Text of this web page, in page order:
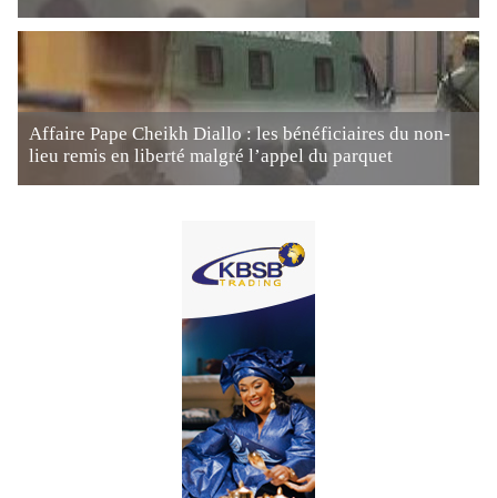
Affaire Pape Cheikh Diallo : les bénéficiaires du non-
lieu remis en liberté malgré l’appel du parquet